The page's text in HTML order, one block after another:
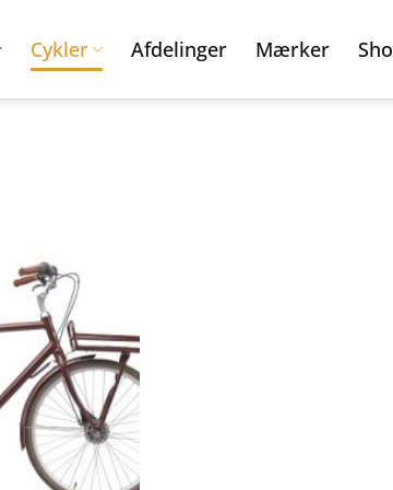
Cykler Afdelinger Mærker